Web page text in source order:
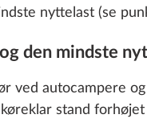
information
Gulvmåtter i
nyttelast (se
den mindste
ved autocampere
stand